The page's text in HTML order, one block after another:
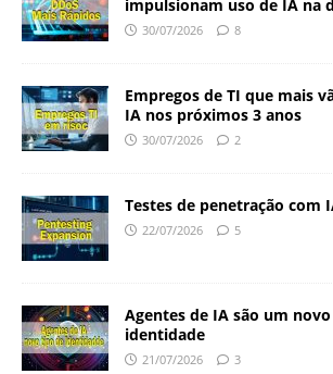
impulsionam uso de IA na
30/07/2026 8
Empregos de TI que mais
IA nos próximos 3 anos
30/07/2026 2
Testes de penetração com
22/07/2026 5
Agentes de IA são um
identidade
21/07/2026 3